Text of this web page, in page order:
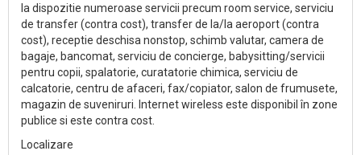
la dispozitie numeroase servicii precum room service, serviciu
de transfer (contra cost), transfer de la/la aeroport (contra
cost), receptie deschisa nonstop, schimb valutar, camera de
bagaje, bancomat, serviciu de concierge, babysitting/servicii
pentru copii, spalatorie, curatatorie chimica, serviciu de
calcatorie, centru de afaceri, fax/copiator, salon de frumusete,
magazin de suveniruri. Internet wireless este disponibil în zone
publice si este contra cost.
Localizare